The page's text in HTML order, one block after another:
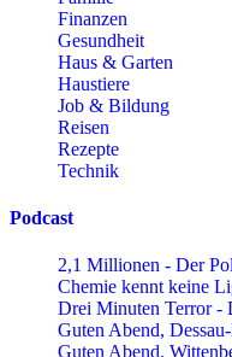
Finanzen
Gesundheit
Haus & Garten
Haustiere
Job & Bildung
Reisen
Rezepte
Technik
Podcast
2,1 Millionen - Der
Chemie kennt keine
Drei Minuten Terror -
Guten Abend,
Guten Abend,